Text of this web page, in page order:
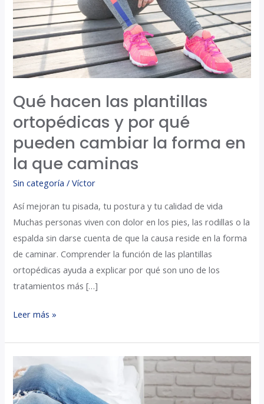
Qué hacen las plantillas
ortopédicas y por qué
pueden cambiar la forma en
la que caminas
Sin categoría /Víctor
Así mejoran tu pisada, tu postura y tu calidad de vida
Muchas personas viven con dolor en los pies, las rodillas o la
espalda sin darse cuenta de que la causa reside en la forma
de caminar. Comprender la función de las plantillas
ortopédicas ayuda a explicar por qué son uno de los
tratamientos más […]
y
por
qué
pueden
cambiar
forma
en
que
caminas
Leer más »
Especialista
en
Juanetes